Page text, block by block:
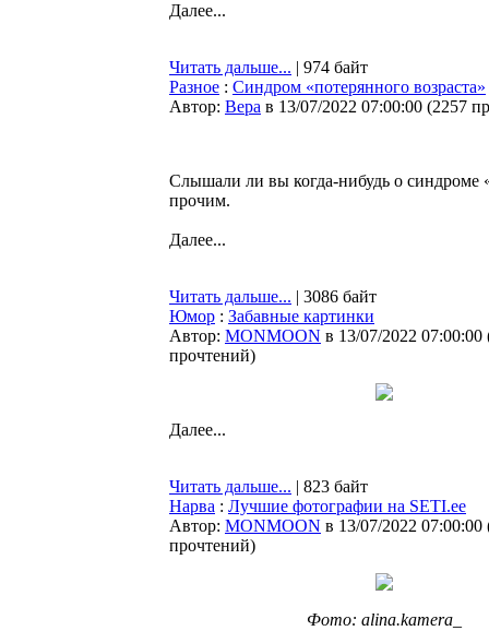
Далее...
Читать дальше... | 974 байт
Разное : Синдром «потерянного возраста»
Автор: Bepa в 13/07/2022 07:00:00 (2257
Слышали ли вы когда-нибудь о синдроме
прочим.
Далее...
Читать дальше... | 3086 байт
Юмор : Забавные картинки
Автор: MONMOON в 13/07/2022 07:00:00
прочтений)
Далее...
Читать дальше... | 823 байт
Нарва : Лучшие фотографии на SETI.ee
Автор: MONMOON в 13/07/2022 07:00:00
прочтений)
Фото: alina.kamera_